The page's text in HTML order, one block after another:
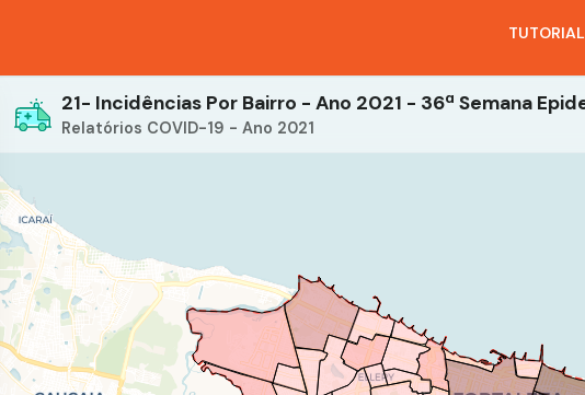
TUTORIAL
Relatórios COVID-19 - Ano 2021